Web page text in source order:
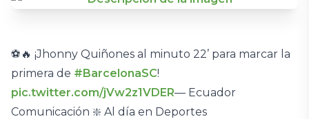
⚽️🔥 ¡Jhonny Quiñones al minuto 22’ para marcar la
primera de #BarcelonaSC!
pic.twitter.com/jVw2z1VDER— Ecuador
Comunicación ❇️ Al día en Deportes